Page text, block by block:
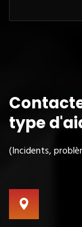
type
(Incidents,